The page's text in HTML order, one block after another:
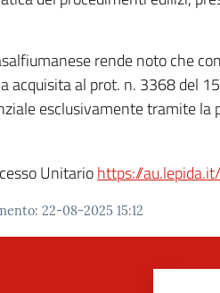
rende noto che
acquisita al prot. n. 3368 del
esclusivamente tramite
Unitariohttps://
: 22-08-2025 15:12